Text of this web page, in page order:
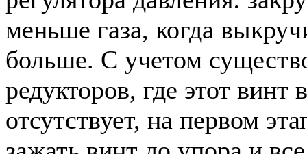
меньше газа, когда
больше. С учетом
редукторов, где этот винт
отсутствует, на первом